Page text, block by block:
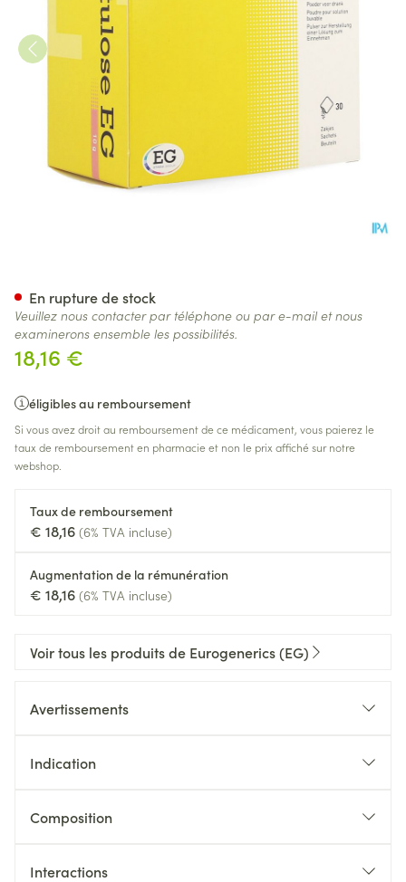
18,16 €
éligibles au remboursement
Si vous avez droit au remboursement de ce médicament, vous paierez le
taux de remboursement en pharmacie et non le prix affiché sur notre
webshop.
Taux de remboursement
€ 18,16 (6% TVA incluse)
Augmentation de la rémunération
€ 18,16 (6% TVA incluse)
En rupture de stock
Veuillez nous contacter par téléphone ou par e-mail et nous
examinerons ensemble les possibilités.
Voir tous les produits de Eurogenerics (EG)
Avertissements
Indication
Composition
Interactions